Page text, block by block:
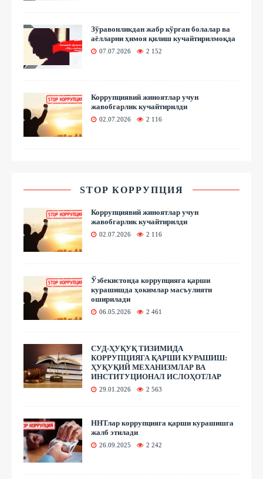
Зўравонликдан жабр кўрган болалар ва
аёлларни ҳимоя қилиш кучайтирилмоқда
07.07.2026 2 152
Коррупциявий жиноятлар учун
жавобгарлик кучайтирилди
02.07.2026 2 116
STOP КОРРУПЦИЯ
Коррупциявий жиноятлар учун
жавобгарлик кучайтирилди
02.07.2026 2 116
Ўзбекистонда коррупцияга қарши
курашишда ҳокимлар масъулияти
оширилади
06.05.2026 2 461
СУД-ҲУҚУҚ ТИЗИМИДА
КОРРУПЦИЯГА ҚАРШИ КУРАШИШ:
ҲУҚУҚИЙ МЕХАНИЗМЛАР ВА
ИНСТИТУЦИОНАЛ ИСЛОҲОТЛАР
29.01.2026 2 563
ННТлар коррупцияга қарши курашишга
жалб этилади
26.09.2025 2 242